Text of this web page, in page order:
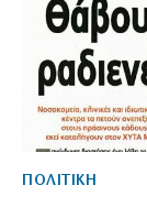
ΠΟΛΙΤΙΚΗ